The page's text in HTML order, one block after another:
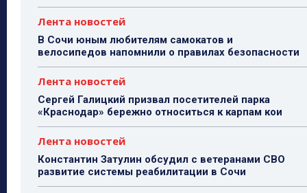
Лента новостей
В Сочи юным любителям самокатов и
велосипедов напомнили о правилах безопасности
Лента новостей
Сергей Галицкий призвал посетителей парка
«Краснодар» бережно относиться к карпам кои
Лента новостей
Константин Затулин обсудил с ветеранами СВО
развитие системы реабилитации в Сочи